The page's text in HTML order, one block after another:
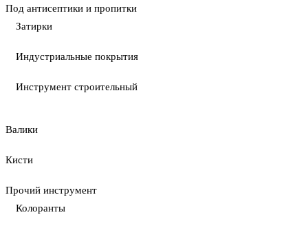
Под антисептики и пропитки
Затирки
Индустриальные покрытия
Инструмент строительный
Валики
Кисти
Прочий инструмент
Колоранты